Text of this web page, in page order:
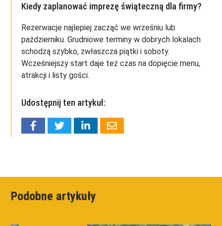
Kiedy zaplanować imprezę świąteczną dla firmy?
Rezerwacje najlepiej zacząć we wrześniu lub
październiku. Grudniowe terminy w dobrych lokalach
schodzą szybko, zwłaszcza piątki i soboty.
Wcześniejszy start daje też czas na dopięcie menu,
atrakcji i listy gości.
Udostępnij ten artykuł:
Podobne artykuły